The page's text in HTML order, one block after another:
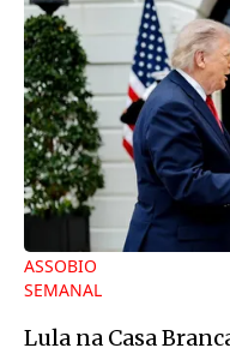
ASSOBIO
SEMANAL
Lula na Casa